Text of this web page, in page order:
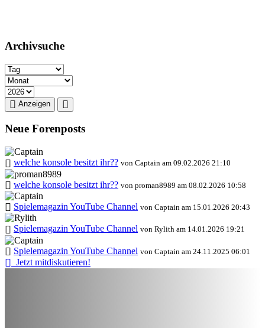
Archivsuche
Anzeigen
Neue Forenposts
welche konsole besitzt ihr?? von Captain am 09.02.2026 21:10
welche konsole besitzt ihr?? von proman8989 am 08.02.2026 10:58
Spielemagazin YouTube Channel von Captain am 15.01.2026 20:43
Spielemagazin YouTube Channel von Rylith am 14.01.2026 19:21
Spielemagazin YouTube Channel von Captain am 24.11.2025 06:01
Jetzt mitdiskutieren!